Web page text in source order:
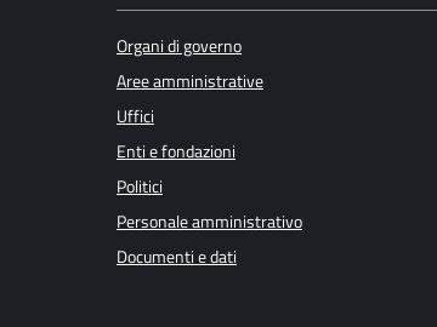
Organi di governo
Aree amministrative
Uffici
Enti e fondazioni
Politici
Personale amministrativo
Documenti e dati